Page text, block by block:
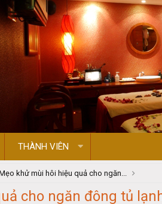
THÀNH VIÊN
khử mùi hôi hiệu quả cho ngăn...
cho ngăn đông tủ